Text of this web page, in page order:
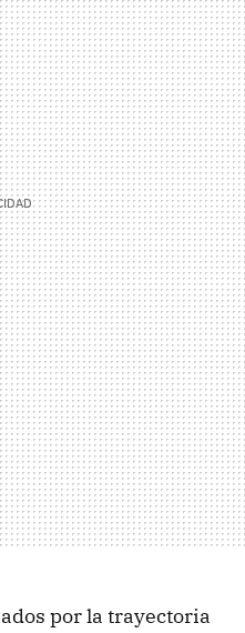
por la trayectoria